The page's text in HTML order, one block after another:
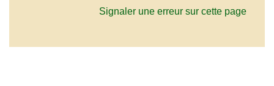
Signaler une erreur sur cette page